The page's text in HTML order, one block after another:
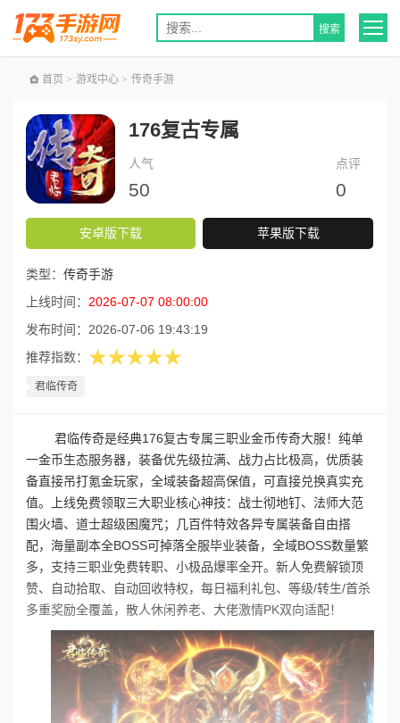
首页 > 游戏中心 > 传奇手游
176复古专属
人气
50
点评
0
安卓版下载 苹果版下载
类型： 传奇手游
上线时间： 2026-07-07 08:00:00
发布时间： 2026-07-06 19:43:19
推荐指数： ★★★★★
君临传奇
君临传奇是经典176复古专属三职业金币传奇大服！纯单
一金币生态服务器，装备优先级拉满、战力占比极高，优质装
备直接吊打氪金玩家，全域装备超高保值，可直接兑换真实充
值。上线免费领取三大职业核心神技：战士彻地钉、法师大范
围火墙、道士超级困魔咒；几百件特效各异专属装备自由搭
配，海量副本全BOSS可掉落全服毕业装备，全域BOSS数量繁
多，支持三职业免费转职、小极品爆率全开。新人免费解锁顶
赞、自动拾取、自动回收特权，每日福利礼包、等级/转生/首杀
多重奖励全覆盖，散人休闲养老、大佬激情PK双向适配！